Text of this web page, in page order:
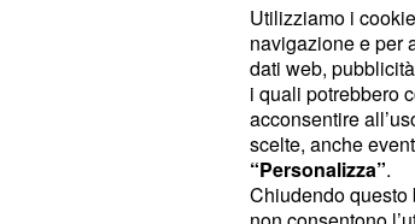
Più impegnativa
il cui contratto
scadrà al termine
Allegri consideri
Juventus 2021-
Utilizziamo i
navigazione e per
dati web,
i quali potrebbero
acconsentire
scelte, anche
“Personalizza”.
Chiudendo